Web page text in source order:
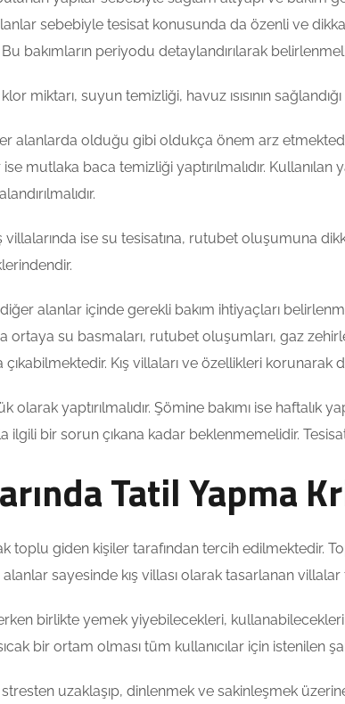
sebebiyle tesisat konusunda da özenli ve
bakımların periyodu detaylandırılarak
miktarı, suyun temizliği, havuz ısısının
alanlarda olduğu gibi oldukça önem arz
mutlaka baca temizliği yaptırılmalıdır.
villalarında ise su tesisatına, rutubet oluşumuna
alanlar içinde gerekli bakım ihtiyaçları
ortaya su basmaları, rutubet oluşumları, gaz
Kış villaları ve özellikleri korunarak
olarak yaptırılmalıdır. Şömine bakımı ise
ilgili bir sorun çıkana kadar beklenmemelidir.
Tatil Yapma
toplu giden kişiler tarafından tercih edilmektedir.
sayesinde kış villası olarak tasarlanan villalar
birlikte yemek yiyebilecekleri,
bir ortam olması tüm kullanıcılar için istenilen
uzaklaşıp, dinlenmek ve sakinleşmek